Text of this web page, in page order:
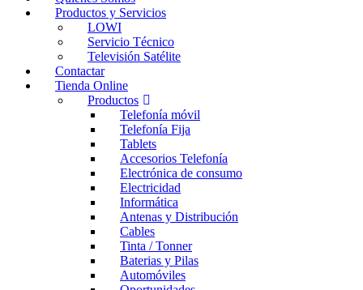
Productos y Servicios
LOWI
Servicio Técnico
Televisión Satélite
Contactar
Tienda Online
Productos
Telefonía móvil
Telefonía Fija
Tablets
Accesorios Telefonía
Electrónica de consumo
Electricidad
Informática
Antenas y Distribución
Cables
Tinta / Tonner
Baterias y Pilas
Automóviles